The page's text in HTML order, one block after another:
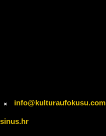
info@kulturaufokusu.com